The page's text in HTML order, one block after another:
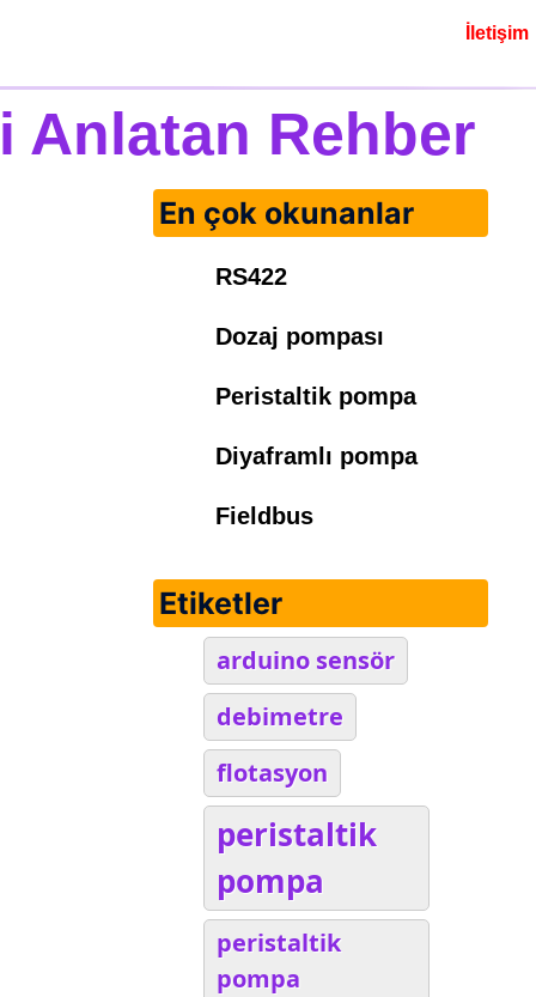
İletişim
Anlatan Rehber
En çok okunanlar
RS422
Dozaj pompası
Peristaltik pompa
Diyaframlı pompa
Fieldbus
Etiketler
arduino sensör
debimetre
flotasyon
peristaltik
pompa
peristaltik
pompa